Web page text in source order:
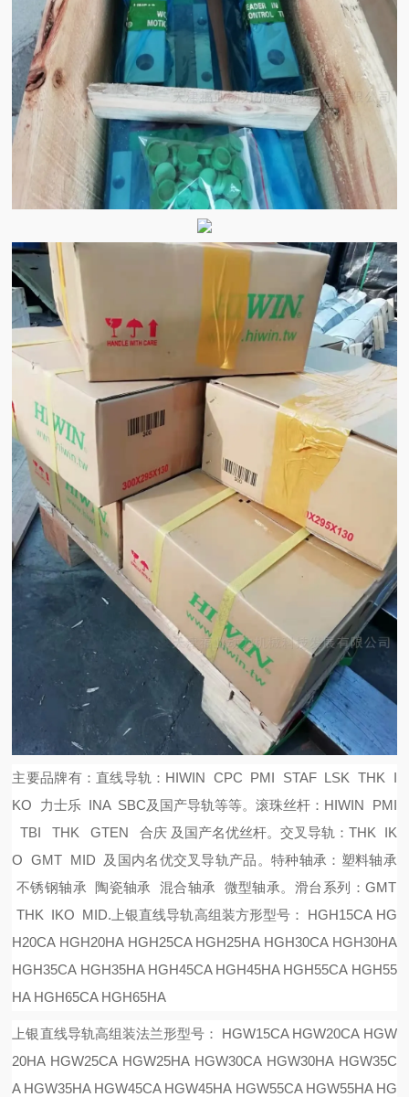
主要品牌有：直线导轨： HIWIN CPC PMI STAF LSK THK I
KO 力士乐 INA SBC及国产导轨等等。滚珠丝杆： HIWIN PMI
TBI THK GTEN 合庆 及国产名优丝杆。交叉导轨：THK IK
O GMT MID 及国内名优交叉导轨产品。特种轴承：塑料轴承
不锈钢轴承 陶瓷轴承 混合轴承 微型轴承。 滑台系列：GMT
THK IKO MID. 上银直线导轨高组装方形型号：
HGH15CA HG
H20CA HGH20HA HGH25CA HGH25HA HGH30CA HGH30HA
HGH35CA HGH35HA HGH45CA HGH45HA HGH55CA HGH55
HA HGH65CA HGH65HA
上银直线导轨高组装法兰形型号：
HGW15CA HGW20CA HGW
20HA HGW25CA HGW25HA HGW30CA HGW30HA HGW35C
A HGW35HA HGW45CA HGW45HA HGW55CA HGW55HA HG